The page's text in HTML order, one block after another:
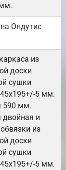
Ондутис
из
доски
сушки
5 мм.
590 мм.
двойная и
из
доски
сушки
5 мм.